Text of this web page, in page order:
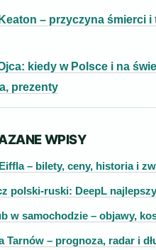
– przyczyna śmierci i
kiedy w Polsce i na
prezenty
WPISY
– bilety, ceny, historia i
polski-ruski: DeepL
w samochodzie – objawy,
Tarnów – prognoza, radar i